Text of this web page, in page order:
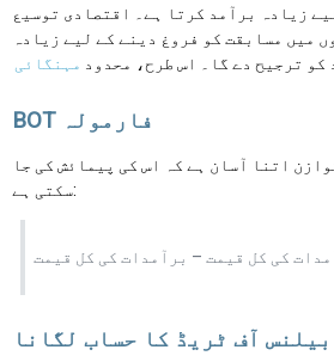
زیادہ برآمد کرتا ہے۔ اقتصادی توسیع
میں مسابقت کو فروغ دینے کے لیے زیادہ
کو ترجیح دے گا۔ اس طرح، محدود مہنگائی
BOT فارمولہ
اتنا آسان ہے کہ اس کی پیمائش کی جا
سکتی ہے:
کی کل قیمت – برآمدات کی کل قیمت